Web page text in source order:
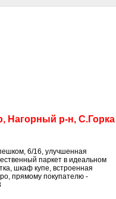
Нагорный р-н, С.Горка
6/16, улучшенная
паркет в идеальном
шкаф купе, встроенная
прямому покупателю -